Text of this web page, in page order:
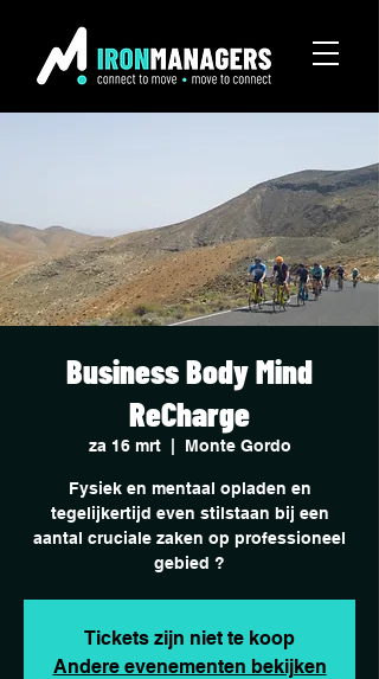
Business Body Mind
ReCharge
za 16 mrt
  |
Monte Gordo
Fysiek en mentaal opladen en
tegelijkertijd even stilstaan bij een
aantal cruciale zaken op professioneel
gebied ?
Tickets zijn niet te koop
Andere evenementen bekijken